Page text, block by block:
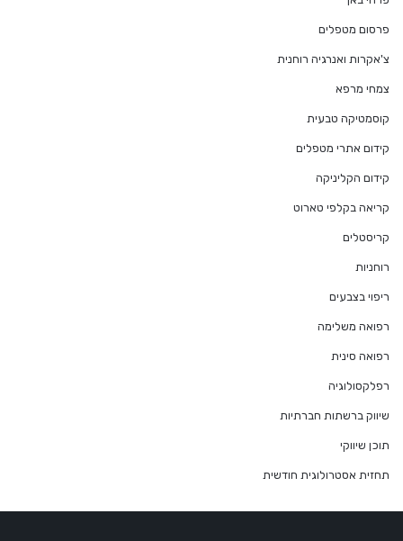
פרסום מטפלים
צ'אקרות ואנרגיה רוחנית
צמחי מרפא
קוסמטיקה טבעית
קידום אתרי מטפלים
קידום הקליניקה
קריאה בקלפי טארוט
קריסטלים
רוחניות
ריפוי בצבעים
רפואה משלימה
רפואה סינית
רפלקסולוגיה
שיווק ברשתות חברתיות
תוכן שיווקי
תחזית אסטרולוגית חודשית